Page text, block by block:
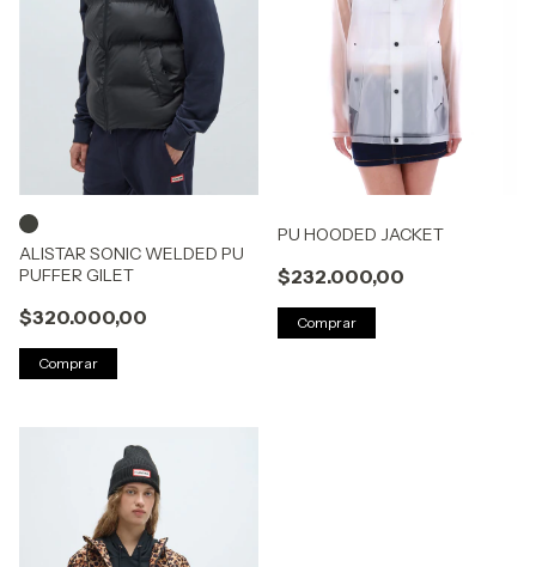
ALISTAR SONIC WELDED PU
PUFFER GILET
$320.000,00
Comprar
PU HOODED JACKET
$232.000,00
Comprar